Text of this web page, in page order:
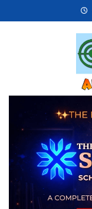
to